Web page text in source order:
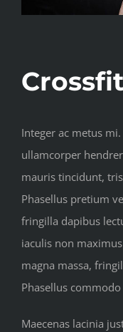
Integer ac metus
ullamcorper
mauris tincidunt,
Phasellus pretium
fringilla dapibus
iaculis non
magna massa,
Phasellus
Maecenas lacinia